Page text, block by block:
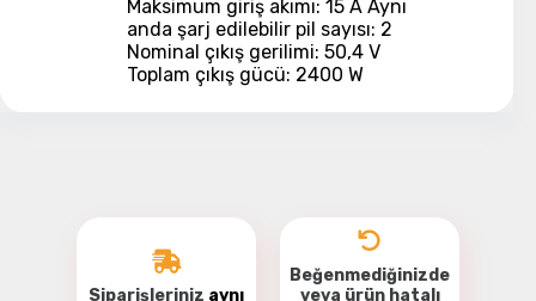
Maksimum giriş akımı: 15 A Aynı
anda şarj edilebilir pil sayısı: 2
Nominal çıkış gerilimi: 50,4 V
Toplam çıkış gücü: 2400 W
Siparişleriniz aynı
Beğenmediğinizde
veya ürün hatalı